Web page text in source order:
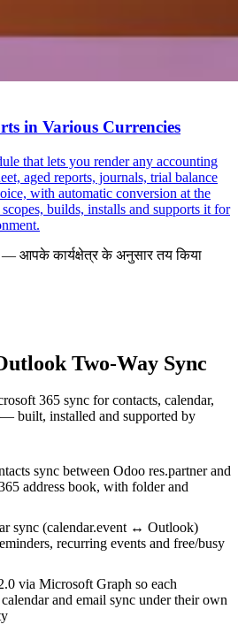
in Various Currencies
that lets you render any accounting
aged reports, journals, trial balance
with automatic conversion at the
builds, installs and supports it for
— आपके कार्यक्षेत्र के अनुसार तय किया
Two-Way Sync
365 sync for contacts, calendar,
built, installed and supported by
sync between Odoo res.partner and
address book, with folder and
sync (calendar.event ↔ Outlook)
recurring events and free/busy
via Microsoft Graph so each
and email sync under their own